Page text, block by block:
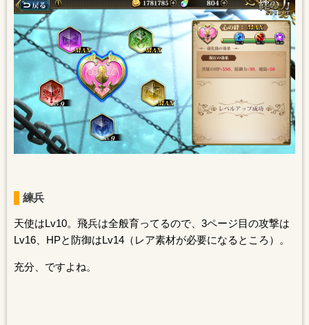
練兵
天使はLv10。飛兵は全般育ってるので、3ページ目の攻撃は
Lv16、HPと防御はLv14（レア素材が必要になるところ）。
充分、ですよね。